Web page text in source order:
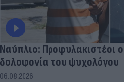
Ναύπλιο: Προφυλακιστέοι
δολοφονία του ψυχολόγου
06.08.2026